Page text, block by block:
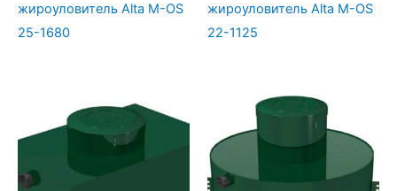
жироуловитель Alta М-OS
25-1680
жироуловитель Alta М-OS
22-1125